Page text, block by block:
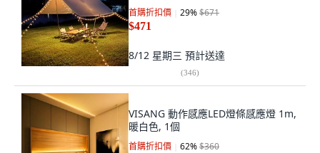
首購折扣價 29%$671
$471
8/12 星期三 預計送達
(346)
VISANG 動作感應LED燈條感應燈 1m,
暖白色, 1個
首購折扣價 62%$360